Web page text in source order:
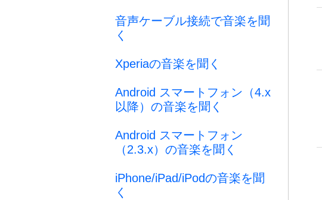
音声ケーブル接続で音楽を聞
く
Xperiaの音楽を聞く
Android スマートフォン（4.x
以降）の音楽を聞く
Android スマートフォン
（2.3.x）の音楽を聞く
iPhone/iPad/iPodの音楽を聞
く